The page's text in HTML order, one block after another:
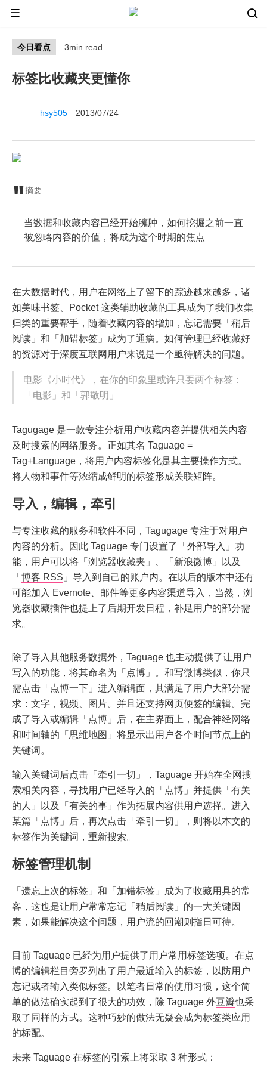
今日看点 3min read
标签比收藏夹更懂你
hsy505 2013/07/24
摘要
当数据和收藏内容已经开始臃肿，如何挖掘之前一直
被忽略内容的价值，将成为这个时期的焦点
在大数据时代，用户在网络上了留下的踪迹越来越多，诸
如美味书签 Pocket这类辅助收藏的工具成为了我们收集
归类的重要帮手，随着收藏内容的增加，忘记需要「稍后
阅读」和「加错标签」成为了通病。如何管理已经收藏好
的资源对于深度互联网用户来说是一个亟待解决的问题。
电影《小时代》，在你的印象里或许只要两个标签：
「电影」和「郭敬明」
Tagugage 是一款专注分析用户收藏内容并提供相关内容
及时搜索的网络服务。正如其名 Taguage =
Tag+Language，将用户内容标签化是其主要操作方式。
将人物和事件等浓缩成鲜明的标签形成关联矩阵。
导入，编辑，牵引
与专注收藏的服务和软件不同，Tagugage 专注于对用户
内容的分析。因此 Taguage 专门设置了「外部导入」功
能，用户可以将「浏览器收藏夹」、「 新浪微博 」以及
「 博客 RSS 」导入到自己的账户内。在以后的版本中还有
可能加入 Evernote 、邮件等更多内容渠道导入，当然，浏
览器收藏插件也提上了后期开发日程，补足用户的部分需
求。
除了导入其他服务数据外，Taguage 也主动提供了让用户
写入的功能，将其命名为「点博」。和写微博类似，你只
需点击「点博一下」进入编辑面，其满足了用户大部分需
求：文字，视频、图片。并且还支持网页便签的编辑。完
成了导入或编辑「点博」后，在主界面上，配合神经网络
和时间轴的「思维地图」将显示出用户各个时间节点上的
关键词。
输入关键词后点击「牵引一切」，Taguage 开始在全网搜
索相关内容，寻找用户已经导入的「点博」并提供「有关
的人」以及「有关的事」作为拓展内容供用户选择。进入
某篇「点博」后，再次点击「牵引一切」，则将以本文的
标签作为关键词，重新搜索。
标签管理机制
「遗忘上次的标签」和「加错标签」成为了收藏用具的常
客，这也是让用户常常忘记「稍后阅读」的一大关键因
素，如果能解决这个问题，用户流的回潮则指日可待。
目前 Taguage 已经为用户提供了用户常用标签选项。在点
博的编辑栏目旁罗列出了用户最近输入的标签，以防用户
忘记或者输入类似标签。以笔者日常的使用习惯，这个简
单的做法确实起到了很大的功效，除 Taguage 外豆瓣也采
取了同样的方式。这种巧妙的做法无疑会成为标签类应用
的标配。
未来 Taguage 在标签的引索上将采取 3 种形式：